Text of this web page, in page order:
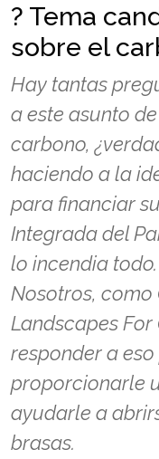
? Tema
sobre el
Hay tantas
a este asunto
carbono,
haciendo a la
para financiar
Integrada del
lo incendia
Nosotros, como
Landscapes
responder a
proporcionarle
ayudarle a
brasas.